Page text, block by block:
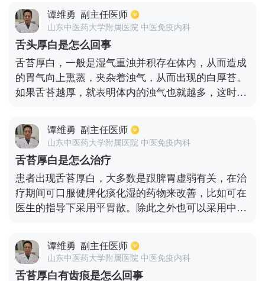
用平胃散、香砂六君子丸、香砂胃苓丸等健脾祛湿的
药物治疗。日常生活中少吃生冷，寒性的食物，平时
加强体育锻炼，促进脾胃消化。
谭维勇 副主任医师
山东中医药大学附属医院 中医免疫内科
舌头厚白是怎么回事
舌苔厚白，一般是湿气重浊并积存在体内，从而造成
的胃气向上熏蒸，夹杂着浊气，从而出现的白厚苔。
如果舌苔越厚，就表明体内的浊气也就越多，这时就
情况，而且也会阻碍脾胃的正常运行。例如肝的疏
泄，肺脏的宣发。一般来说，如果舌头出现白厚苔，
首先就要开始控制饮食，减少生冷瓜果以及油腻刺激
的食物。还要注意冷冻的饮料都不能喝，例如冰水、
冻啤酒等，要服用温暖开胃驱寒的水。例如生姜水，
红糖水或者大枣茶。同时在饮食上也要注意，尽量不
吃寒凉的海鲜、以及不易消化的肥厚肉类。这样会影
选择中医调理，比如开郁老蔻丸，就可以起到温脾、
健胃、化湿的作用。如果全身感到寒冷的话，还可以
选用附子理中丸或理中丸，也会有同样的作用。
谭维勇 副主任医师
山东中医药大学附属医院 中医免疫内科
舌苔厚白是怎么治疗
患者出现舌苔厚白，大多数是跟脾胃虚弱有关，在治
疗期间可口服健脾化痰化湿的药物来改善，比如可在
医生的指导下采用平胃散。除此之外也可以采用中成
治疗期间要有良好的生活习惯，尽量以清淡为主，可
多补充一些蔬菜水果，有利于病情恢复，其次要保持
良好的情绪，治疗期间要经常锻炼可起到增强体质的
谭维勇 副主任医师
山东中医药大学附属医院 中医免疫内科
舌苔厚白有齿痕是怎么回事